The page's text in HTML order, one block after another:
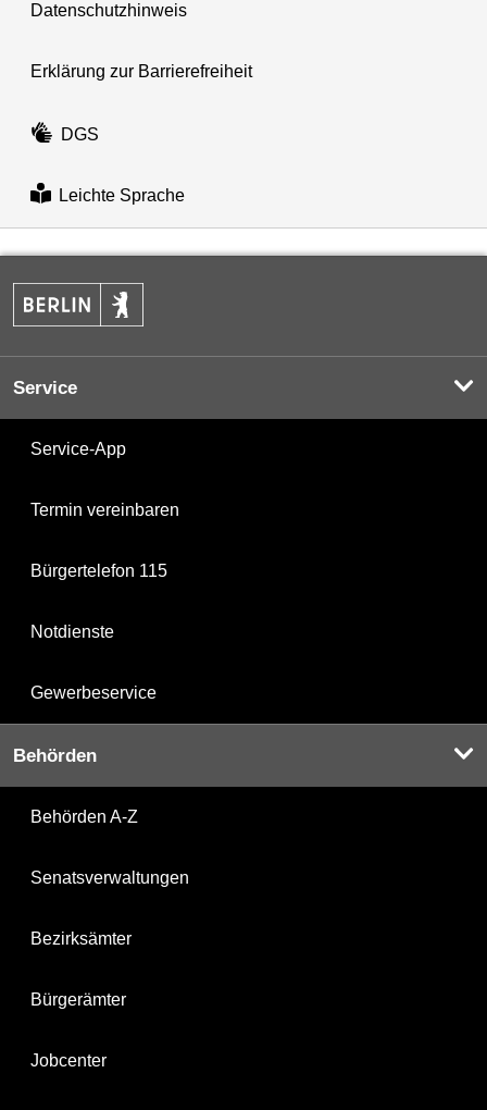
Datenschutzhinweis
Erklärung zur Barrierefreiheit
DGS
Leichte Sprache
Service
Service-App
Termin vereinbaren
Bürgertelefon 115
Notdienste
Gewerbeservice
Behörden
Behörden A-Z
Senatsverwaltungen
Bezirksämter
Bürgerämter
Jobcenter